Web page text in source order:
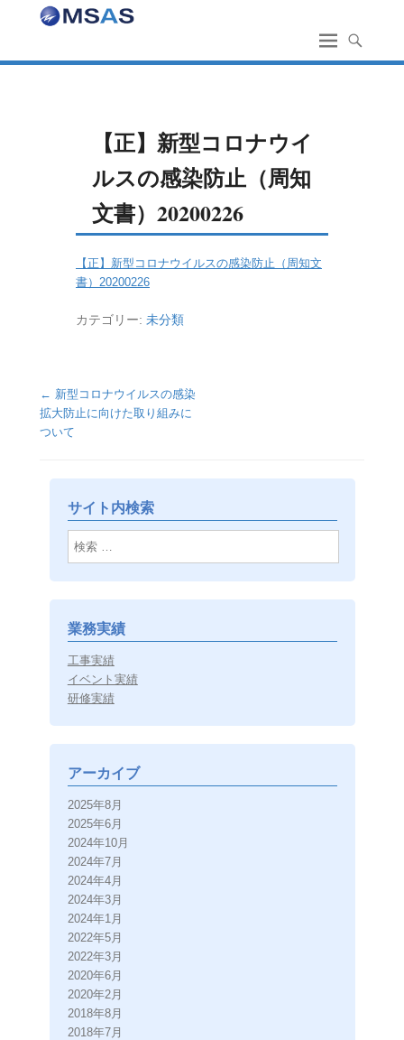
【正】新型コロナウイ
ルスの感染防止（周知
文書）20200226
【正】新型コロナウイルスの感染防止（周知文
書）20200226
カテゴリー: 未分類
投稿ナビゲーション
← 新型コロナウイルスの感染
拡大防止に向けた取り組みに
ついて
サイト内検索
検索
業務実績
工事実績
イベント実績
研修実績
アーカイブ
2025年8月
2025年6月
2024年10月
2024年7月
2024年4月
2024年3月
2024年1月
2022年5月
2022年3月
2020年6月
2020年2月
2018年8月
2018年7月